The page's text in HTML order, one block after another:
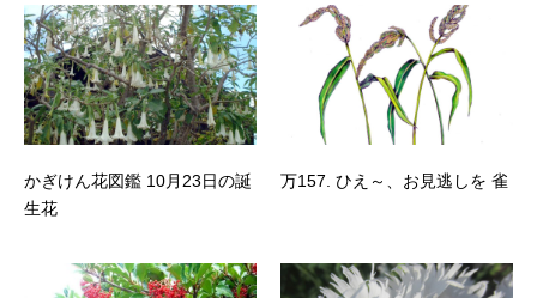
かぎけん花図鑑 10月23日の誕
生花
万157. ひえ～、お見逃しを 雀